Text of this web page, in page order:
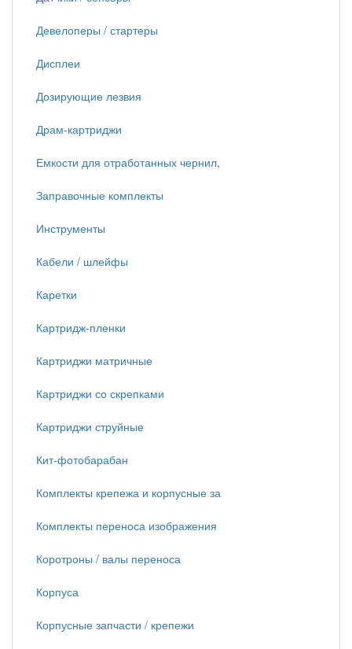
Девелоперы / стартеры
Дисплеи
Дозирующие лезвия
Драм-картриджи
Емкости для отработанных чернил,
Заправочные комплекты
Инструменты
Кабели / шлейфы
Каретки
Картридж-пленки
Картриджи матричные
Картриджи со скрепками
Картриджи струйные
Кит-фотобарабан
Комплекты крепежа и корпусные за
Комплекты переноса изображения
Коротроны / валы переноса
Корпуса
Корпусные запчасти / крепежи